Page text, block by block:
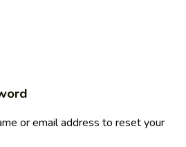
or email address to reset your